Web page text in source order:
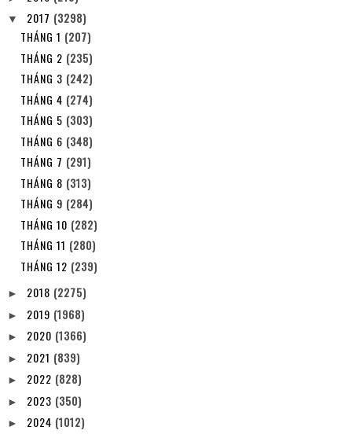
▼ 2017 (3298)
THÁNG 1 (207)
THÁNG 2 (235)
THÁNG 3 (242)
THÁNG 4 (274)
THÁNG 5 (303)
THÁNG 6 (348)
THÁNG 7 (291)
THÁNG 8 (313)
THÁNG 9 (284)
THÁNG 10 (282)
THÁNG 11 (280)
THÁNG 12 (239)
► 2018 (2275)
► 2019 (1968)
► 2020 (1366)
► 2021 (839)
► 2022 (828)
► 2023 (350)
► 2024 (1012)